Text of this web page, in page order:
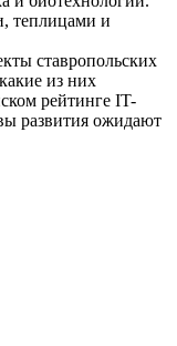
теплицами и
ставропольских
из них
рейтинге IT-
развития ожидают